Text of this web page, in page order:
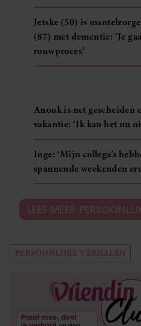
Jetske (50) is
(87) met dementie: ‘Je
rouwproces’
Anouk is net gescheiden
vakantie: ‘Ik kan het nu
Inge: ‘Mijn collega’s
spannende weekenden
LEES MEER
PERSOONLIJKE VERHALEN